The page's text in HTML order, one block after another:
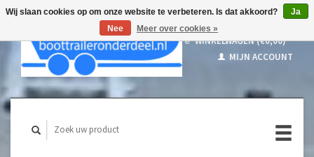
WINKELWAGEN (€0,00)
MIJN ACCOUNT
Wij slaan cookies op om onze website te verbeteren. Is dat akkoord?
Ja
Nee
Meer over cookies »